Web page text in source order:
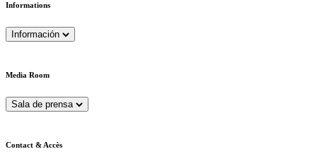
Informations
Información
Media Room
Sala de prensa
Contact & Accès